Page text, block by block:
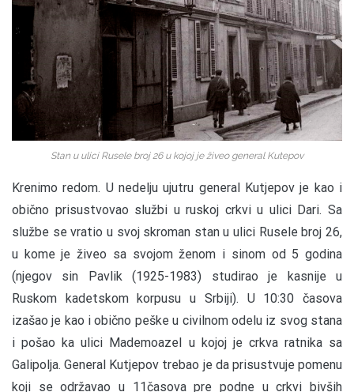
Stan u ulici Rusele broj 26 u kojoj je živeo general Kutepov
Krenimo redom. U nedelju ujutru general Kutjepov je kao i
obično prisustvovao službi u ruskoj crkvi u ulici Dari. Sa
službe se vratio u svoj skroman stan u ulici Rusele broj 26,
u kome je živeo sa svojom ženom i sinom od 5 godina
(njegov sin Pavlik (1925-1983) studirao je kasnije u
Ruskom kadetskom korpusu u Srbiji). U 10:30 časova
izašao je kao i obično peške u civilnom odelu iz svog stana
i pošao ka ulici Mademoazel u kojoj je crkva ratnika sa
Galipolja. General Kutjepov trebao je da prisustvuje pomenu
koji se održavao u 11časova pre podne u crkvi bivših